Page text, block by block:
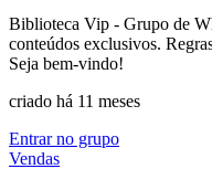
Biblioteca Vip - Grupo de
conteúdos exclusivos.
Seja bem-vindo!
criado há 11 meses
Entrar no grupo
Vendas